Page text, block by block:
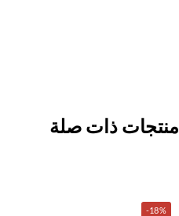
منتجات ذات صلة
-18%